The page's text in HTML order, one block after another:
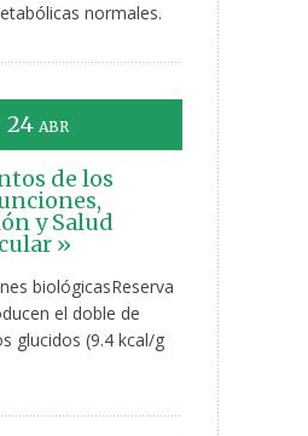
normales.
24 ABR
de los
y Salud
»
biológicasReserva
el doble de
glucidos (9.4 kcal/g